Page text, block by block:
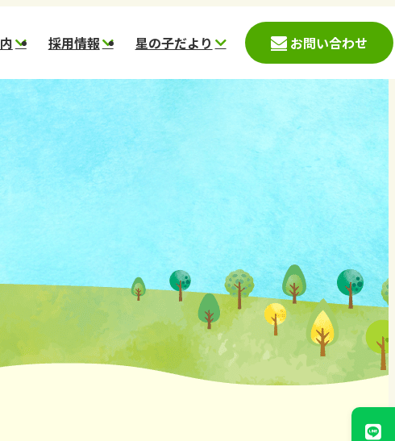
の
新入園児募集案内
一時保育案内(神戸市)
一時預かり案内(西宮
採用情報
募集要項
愛心会データ
働く環境
一日の流れ
スタッフメッセージ
採用応募フォーム
星の子だより
星の子こども園
星の杜こども園
ほしのさとこども園
スター保育園
コメット保育園
ステラ
ほしぞら
かのこ里山村
鹿の子台児童館
からと児童館
お問い合わせ